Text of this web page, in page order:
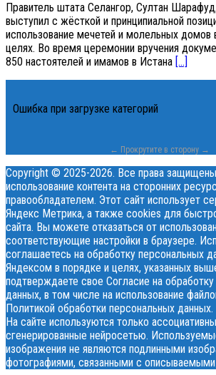
Правитель штата Селангор, Султан
выступил с жёсткой и принципиальной
использование мечетей и молельных домов
целях. Во время церемонии вручения
850 настоятелей и имамов в Истана […]
Ошибка при загрузке категорий
← Прокрутите в сторону →
Copyright © 2025-2026. Все права
использование контента на сторонних
правообладателем. Этот сайт использует
Яндекс Метрика, а также cookies для
сайта. Вы можете отказаться от
соответствующие настройки в браузере.
соглашаетесь на обработку персональных
Яндексом в порядке и целях, указанных
подтверждаете свое Согласие на
данных, в том числе на использование
Политикой обработки персональных данных.
На сайте используются только
сгенерированные нейросетью.
изображения не являются подлинными
фотографиями, связанными с